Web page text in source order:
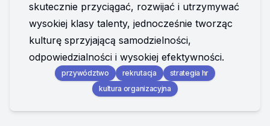
skutecznie przyciągać, rozwijać i utrzymywać
wysokiej klasy talenty, jednocześnie tworząc
kulturę sprzyjającą samodzielności,
odpowiedzialności i wysokiej efektywności.
przywództwo rekrutacja
strategia hr
kultura organizacyjna